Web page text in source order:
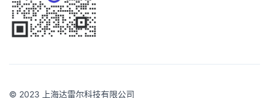
© 2023 上海达雷尔科技有限公司